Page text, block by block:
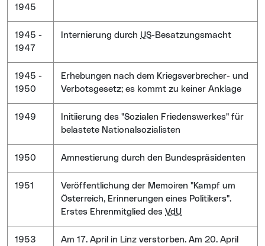
1945
1945 -
1947
Internierung durch US-Besatzungsmacht
1945 -
1950
Erhebungen nach dem Kriegsverbrecher- und
Verbotsgesetz; es kommt zu keiner Anklage
1949
Initiierung des "Sozialen Friedenswerkes" für
belastete Nationalsozialisten
1950 Amnestierung durch den Bundespräsidenten
1951
Veröffentlichung der Memoiren "Kampf um
Österreich, Erinnerungen eines Politikers".
Erstes Ehrenmitglied des VdU
1953
Am 17. April in Linz verstorben. Am 20. April